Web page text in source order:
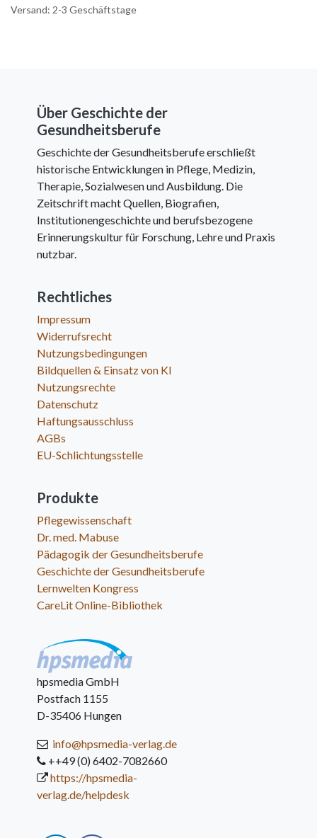
Versand: 2-3 Geschäftstage
Über Geschichte der
Gesundheitsberufe
Geschichte der Gesundheitsberufe erschließt
historische Entwicklungen in Pflege, Medizin,
Therapie, Sozialwesen und Ausbildung. Die
Zeitschrift macht Quellen, Biografien,
Institutionengeschichte und berufsbezogene
Erinnerungskultur für Forschung, Lehre und Praxis
nutzbar.
Rechtliches
Impressum
Widerrufsrecht
Nutzungsbedingungen
Bildquellen & Einsatz von KI
Nutzungsrechte
Datenschutz
Haftungsausschluss
AGBs
EU-Schlichtungsstelle
Produkte
Pflegewissenschaft
Dr. med. Mabuse
Pädagogik der Gesundheitsberufe
Geschichte der Gesundheitsberufe
Lernwelten Kongress
CareLit Online-Bibliothek
hpsmedia GmbH
Postfach 1155
D-35406 Hungen
info@hpsmedia-verlag.de
++49 (0) 6402-7082660
https://hpsmedia-
verlag.de/helpdesk